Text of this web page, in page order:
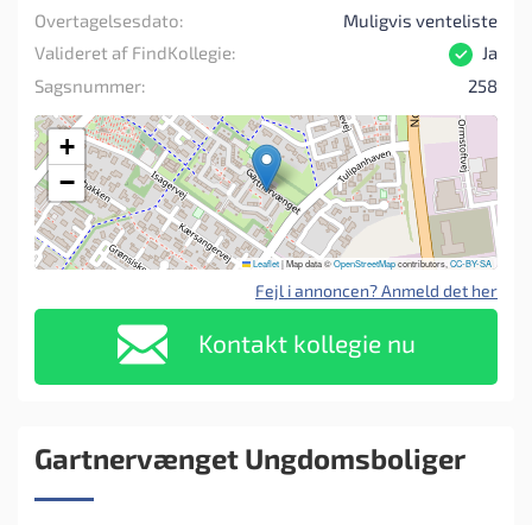
Overtagelsesdato:
Muligvis venteliste
Valideret af FindKollegie:
Ja
Sagsnummer:
258
+
−
Leaflet|Map data ©OpenStreetMapcontributors,CC-BY-SA
Fejl i annoncen? Anmeld det her
Kontakt kollegie nu
Gartnervænget Ungdomsboliger